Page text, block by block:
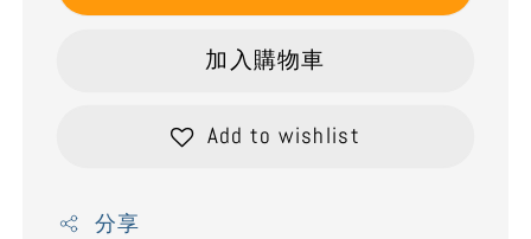
加入購物車
Add to wishlist
分享